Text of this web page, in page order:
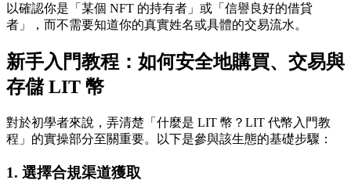
以確認你是「某個 NFT 的持有者」或「信譽良好的借貸
者」，而不需要知道你的真實姓名或具體的交易流水。
新手入門教程：如何安全地購買、交易與
存儲 LIT 幣
對於初學者來說，弄清楚「什麼是 LIT 幣？LIT 代幣入門教
程」的實操部分至關重要。以下是參與該生態的基礎步驟：
1. 選擇合規渠道獲取